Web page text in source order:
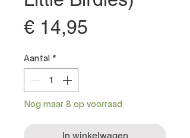
€ 14,95
Aantal *
Nog maar 8 op voorraad
In winkelwagen